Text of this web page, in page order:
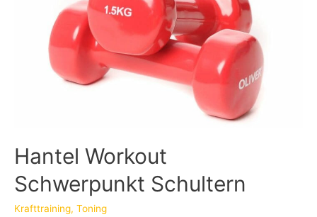
Hantel Workout
Schwerpunkt Schultern
Krafttraining, Toning